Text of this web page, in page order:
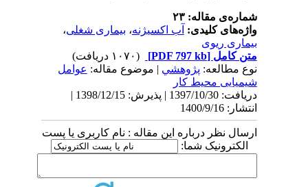
شماره‌ی مقاله: ۲۳
واژه‌های کلیدی:آب اکسیژنه،بیماری شغلی،
بیماری ریوی
متن کامل[PDF 797 kb]
نوع مطالعه:پژوهشي| موضوع مقاله:عوامل
شیمیایی محیط کار
دریافت: 1397/10/30 | پذیرش: 1398/12/15 |
انتشار: 1400/9/16
ارسال نظر درباره این مقاله : نام کاربری یا پست
الکترونیک شما: